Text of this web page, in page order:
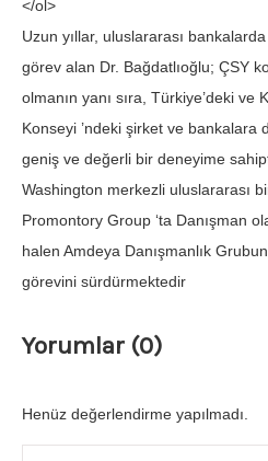
</ol>
Uzun yıllar, uluslararası
görev alan Dr. Bağdatlıoğlu; ÇSY
olmanın yanı sıra, Türkiye’deki ve
Konseyi ’ndeki şirket ve bankalara
geniş ve değerli bir deneyime
Washington merkezli uluslararası
Promontory Group ‘ta Danışman
halen Amdeya Danışmanlık
görevini sürdürmektedir
Yorumlar (0)
Henüz değerlendirme yapılmadı.